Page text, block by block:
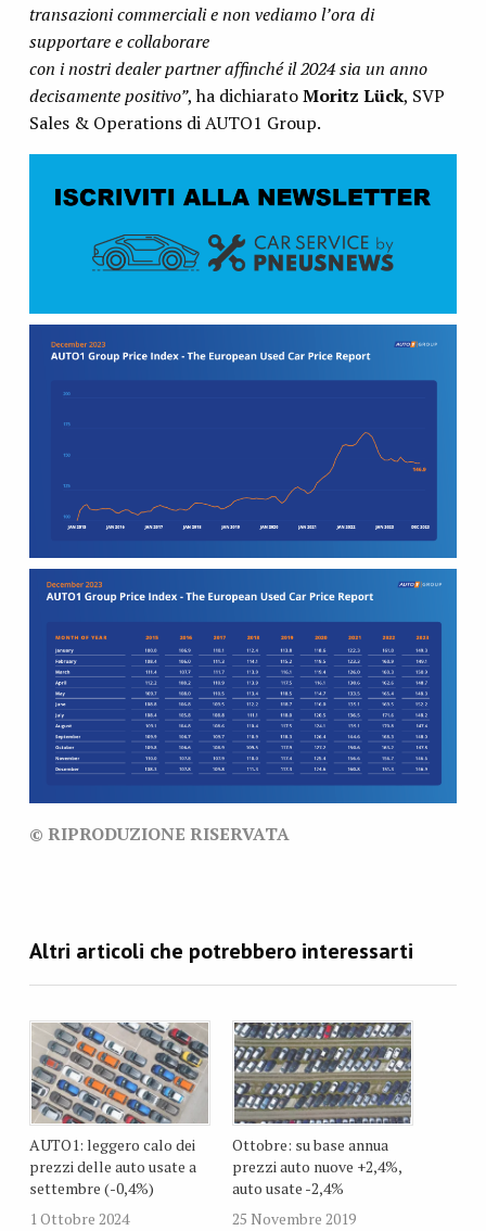
transazioni commerciali e non vediamo l’ora di
supportare e collaborare
con i nostri dealer partner affinché il 2024 sia un anno
decisamente positivo”, ha dichiaratoMoritz Lück, SVP
Sales & Operations di AUTO1 Group.
© RIPRODUZIONE RISERVATA
AUTO1: leggero calo dei
prezzi delle auto usate a
settembre (-0,4%)
1 Ottobre 2024
Ottobre: su base annua
prezzi auto nuove +2,4%,
auto usate -2,4%
25 Novembre 2019